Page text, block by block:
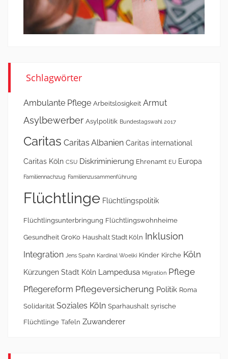
Schlagwörter
Ambulante Pflege Arbeitslosigkeit Armut
Asylbewerber Asylpolitik Bundestagswahl 2017
Caritas Caritas Albanien Caritas international
Caritas Köln CSU Diskriminierung Ehrenamt EU Europa
Familiennachzug Familienzusammenführung
Flüchtlinge Flüchtlingspolitik
Flüchtlingsunterbringung Flüchtlingswohnheime
Gesundheit GroKo Haushalt Stadt Köln Inklusion
Integration Jens Spahn Kardinal Woelki Kinder Kirche Köln
Kürzungen Stadt Köln Lampedusa Migration Pflege
Pflegereform Pflegeversicherung Politik Roma
Solidarität Soziales Köln Sparhaushalt syrische
Flüchtlinge Tafeln Zuwanderer